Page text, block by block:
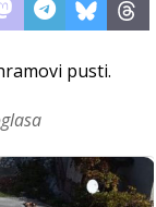
pusti.